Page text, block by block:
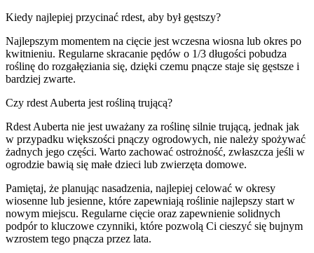
Kiedy najlepiej przycinać rdest, aby był gęstszy?
Najlepszym momentem na cięcie jest wczesna wiosna lub okres po
kwitnieniu. Regularne skracanie pędów o 1/3 długości pobudza
roślinę do rozgałęziania się, dzięki czemu pnącze staje się gęstsze i
bardziej zwarte.
Czy rdest Auberta jest rośliną trującą?
Rdest Auberta nie jest uważany za roślinę silnie trującą, jednak jak
w przypadku większości pnączy ogrodowych, nie należy spożywać
żadnych jego części. Warto zachować ostrożność, zwłaszcza jeśli w
ogrodzie bawią się małe dzieci lub zwierzęta domowe.
Pamiętaj, że planując nasadzenia, najlepiej celować w okresy
wiosenne lub jesienne, które zapewniają roślinie najlepszy start w
nowym miejscu. Regularne cięcie oraz zapewnienie solidnych
podpór to kluczowe czynniki, które pozwolą Ci cieszyć się bujnym
wzrostem tego pnącza przez lata.